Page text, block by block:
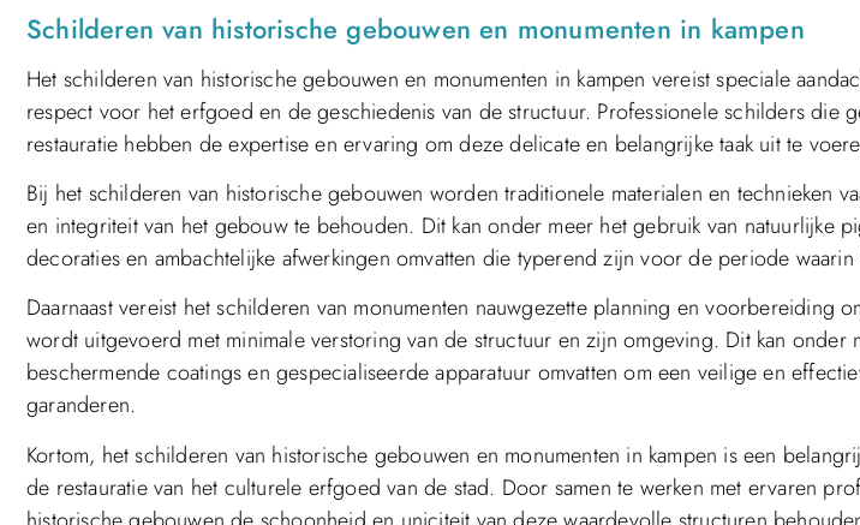
Schilderen van historische gebouwen en monumenten in kampen
Het schilderen van historische gebouwen en monumenten in kampen vereist speciale
respect voor het erfgoed en de geschiedenis van de structuur. Professionele schilders die
restauratie hebben de expertise en ervaring om deze delicate en belangrijke taak uit te
Bij het schilderen van historische gebouwen worden traditionele materialen en technieken
en integriteit van het gebouw te behouden. Dit kan onder meer het gebruik van natuurlijke
decoraties en ambachtelijke afwerkingen omvatten die typerend zijn voor de periode
Daarnaast vereist het schilderen van monumenten nauwgezette planning en voorbereiding
wordt uitgevoerd met minimale verstoring van de structuur en zijn omgeving. Dit kan onder
beschermende coatings en gespecialiseerde apparatuur omvatten om een veilige en
garanderen.
Kortom, het schilderen van historische gebouwen en monumenten in kampen is een
de restauratie van het culturele erfgoed van de stad. Door samen te werken met ervaren